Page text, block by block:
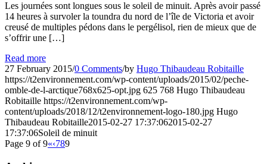
Les journées sont longues sous le soleil de minuit. Après avoir passé
14 heures à survoler la toundra du nord de l’île de Victoria et avoir
creusé de multiples pédons dans le pergélisol, rien de mieux que de
s’offrir une […]
Read more
27 February 2015/0 Comments/by Hugo Thibaudeau Robitaille
https://t2environnement.com/wp-content/uploads/2015/02/peche-
omble-de-l-arctique768x625-opt.jpg 625 768 Hugo Thibaudeau
Robitaille https://t2environnement.com/wp-
content/uploads/2018/12/t2environnement-logo-180.jpg Hugo
Thibaudeau Robitaille2015-02-27 17:37:062015-02-27
17:37:06Soleil de minuit
Page 9 of 9«‹789